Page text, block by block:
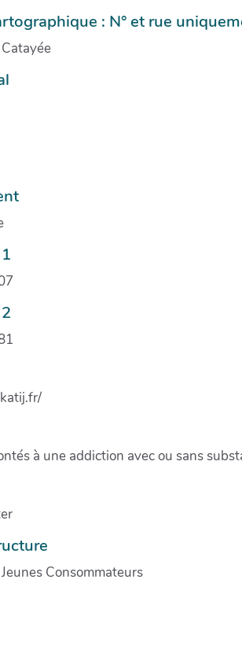
: N° et rue
à une addiction avec ou sans
Consommateurs